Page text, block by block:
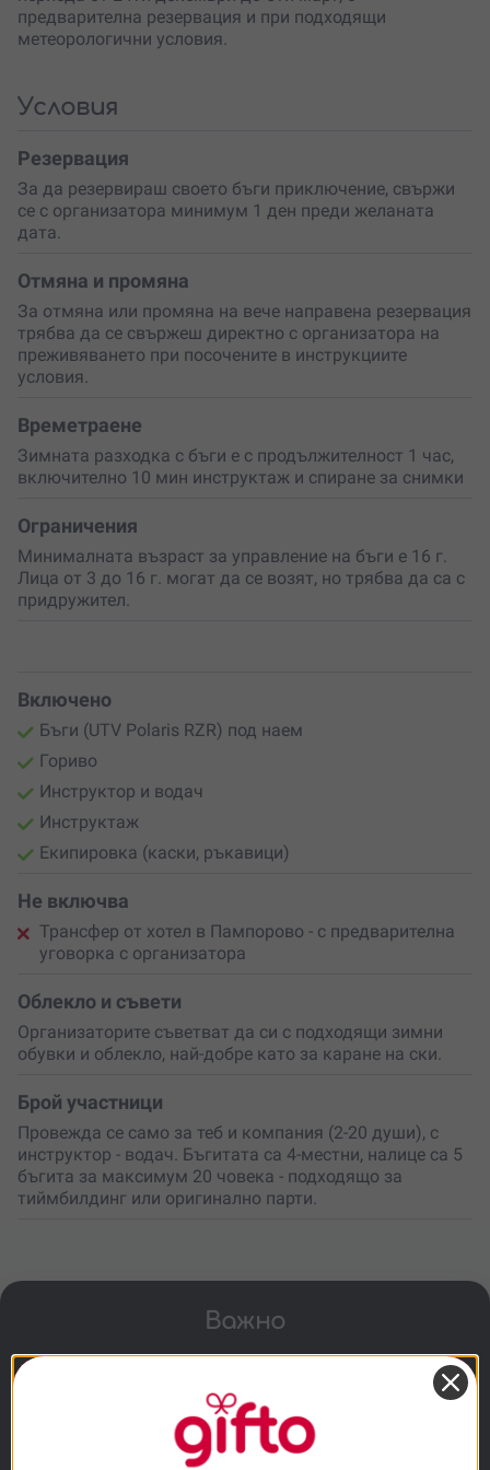
възможност да изберешдвучасов маршрут до връх
Рожени обратно. Преживяването е подходящо както
едновременно. Организаторът предлага и трансфер от
Не пропускай възможността да се насладиш на това
невероятно преживяване в зимните Родопи
Резервирай своето
снежно сафари с бъги в
Пампорово
приключение, красота и адреналин. Подари на себе си
или на близките синезабравимо зимно изживяване!
предварителна резервация и при подходящи
метеорологични условия.
Условия
Резервация
За да резервираш своето бъги приключение, свържи
се с организатора минимум 1 ден преди желаната
дата.
Отмяна и промяна
За отмяна или промяна на вече направена резервация
трябва да се свържеш директно с организатора на
преживяването при посочените в инструкциите
условия.
Времетраене
Зимната разходка с бъги е с продължителност 1 час,
включително 10 мин инструктаж и спиране за снимки
Ограничения
Минималната възраст за управление на бъги е 16 г.
Лица от 3 до 16 г. могат да се возят, но трябва да са с
придружител.
Включено
Бъги (UTV Polaris RZR) под наем
Гориво
Инструктор и водач
Инструктаж
Екипировка (каски, ръкавици)
Не включва
Трансфер от хотел в Пампорово - с предварителна
уговорка с организатора
Облекло и съвети
Организаторите съветват да си с подходящи зимни
обувки и облекло, най-добре като за каране на ски.
Брой участници
Провежда се само за теб и компания (2-20 души), с
инструктор - водач. Бъгитата са 4-местни, налице са 5
бъгита за максимум 20 човека - подходящо за
тиймбилдинг или оригинално парти.
Важно
Преживяването е подходящо за деца над
3 г., с придружител. За управление на бъги
- минимум 16 г.
Не е необходим опит или шофьорска